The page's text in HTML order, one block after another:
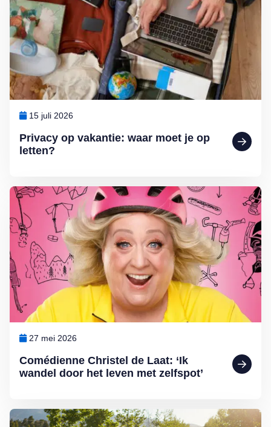
Privacy op vakantie: waar moet je op
letten?
15 juli 2026
Comédienne Christel de Laat: ‘Ik
wandel door het leven met zelfspot’
27 mei 2026
Lees meer over Comédienne Christel de Laat: ‘Ik wandel door het
Lees meer over Oproep: vertel uw verhaal over vakantie en